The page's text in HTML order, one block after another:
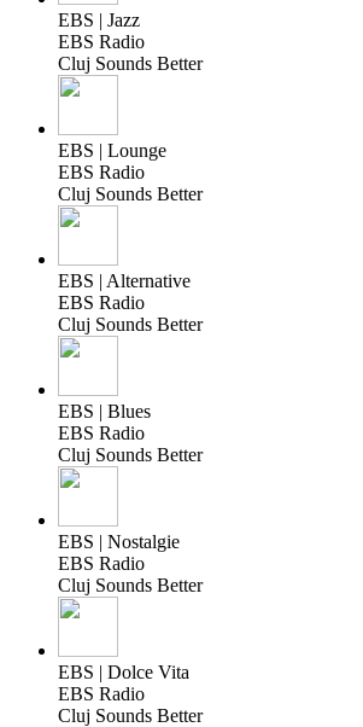
EBS | Jazz
EBS Radio
Cluj Sounds Better
EBS | Lounge
EBS Radio
Cluj Sounds Better
EBS | Alternative
EBS Radio
Cluj Sounds Better
EBS | Blues
EBS Radio
Cluj Sounds Better
EBS | Nostalgie
EBS Radio
Cluj Sounds Better
EBS | Dolce Vita
EBS Radio
Cluj Sounds Better